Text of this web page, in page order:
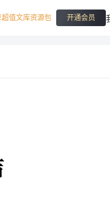
超值文库资源包 开通会员